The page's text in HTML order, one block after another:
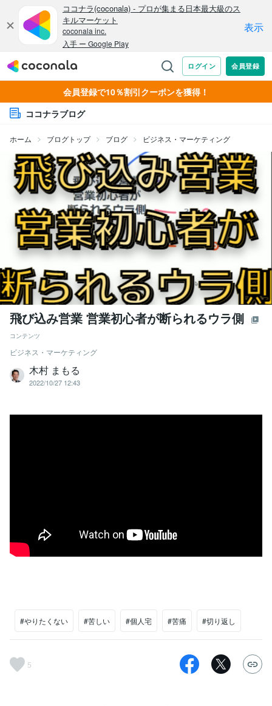
会員登録で10％割引クーポンを獲得！
ココナラブログ
ホーム ブログトップ ブログ ビジネス・マーケティング
飛び込み営業 営業初心者が断られるウラ側
コンテンツ
ビジネス・マーケティング
木村 まもる
2022/10/27 12:43
#やりたくない #苦しい #個人宅 #苦痛 #切り返し
5